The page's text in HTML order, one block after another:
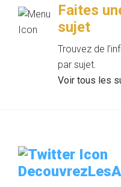
Faites
sujet
Trouvez de
par sujet.
Voir tous les